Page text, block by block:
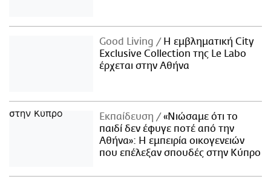
Good Living
Η εμβληματική City
Exclusive Collection της Le Labo
έρχεται στην Αθήνα
Εκπαίδευση
«Νιώσαμε ότι το
παιδί δεν έφυγε ποτέ από την
Αθήνα»: Η εμπειρία οικογενειών
που επέλεξαν σπουδές στην Κύπρο